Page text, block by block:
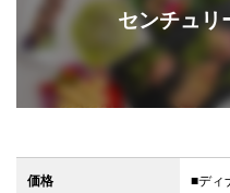
センチュリ
価格
■ディ